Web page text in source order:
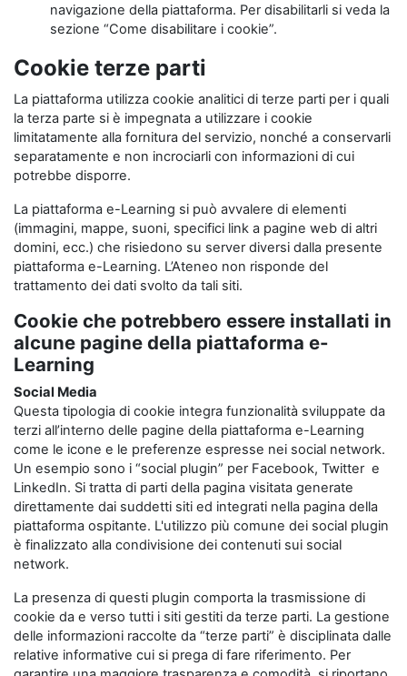
navigazione della piattaforma. Per disabilitarli si veda la
sezione “Come disabilitare i cookie”.
Cookie terze parti
La piattaforma utilizza cookie analitici di terze parti per i quali
la terza parte si è impegnata a utilizzare i cookie
limitatamente alla fornitura del servizio, nonché a conservarli
separatamente e non incrociarli con informazioni di cui
potrebbe disporre.
La piattaforma e-Learning si può avvalere di elementi
(immagini, mappe, suoni, specifici link a pagine web di altri
domini, ecc.) che risiedono su server diversi dalla presente
piattaforma e-Learning. L’Ateneo non risponde del
trattamento dei dati svolto da tali siti.
Cookie che potrebbero essere installati in
alcune pagine della piattaforma e-
Learning
Social Media
Questa tipologia di cookie integra funzionalità sviluppate da
terzi all’interno delle pagine della piattaforma e-Learning
come le icone e le preferenze espresse nei social network.
Un esempio sono i “social plugin” per Facebook, Twitter e
LinkedIn. Si tratta di parti della pagina visitata generate
direttamente dai suddetti siti ed integrati nella pagina della
piattaforma ospitante. L'utilizzo più comune dei social plugin
è finalizzato alla condivisione dei contenuti sui social
network.
La presenza di questi plugin comporta la trasmissione di
cookie da e verso tutti i siti gestiti da terze parti. La gestione
delle informazioni raccolte da “terze parti” è disciplinata dalle
relative informative cui si prega di fare riferimento. Per